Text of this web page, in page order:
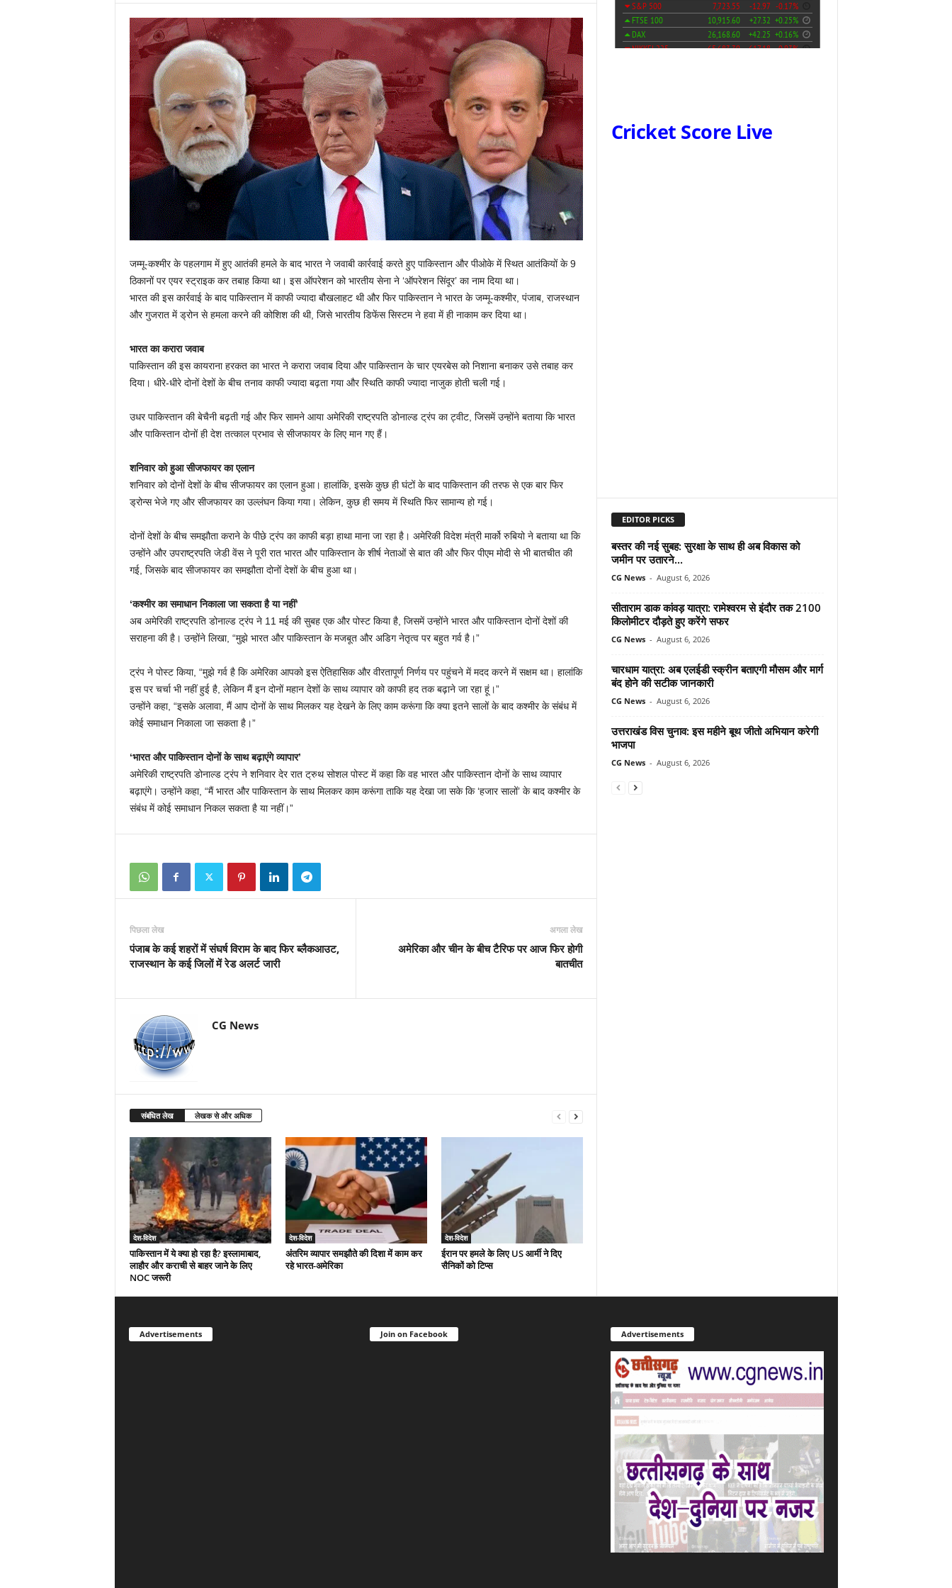
जम्मू-कश्मीर के पहलगाम में हुए आतंकी हमले के बाद भारत ने जवाबी कार्रवाई करते हुए पाकिस्तान और पीओके में स्थित आतंकियों के 9
ठिकानों पर एयर स्ट्राइक कर तबाह किया था। इस ऑपरेशन को भारतीय सेना ने ‘ऑपरेशन सिंदूर’ का नाम दिया था।
भारत की इस कार्रवाई के बाद पाकिस्तान में काफी ज्यादा बौखलाहट थी और फिर पाकिस्तान ने भारत के जम्मू-कश्मीर, पंजाब, राजस्थान
और गुजरात में ड्रोन से हमला करने की कोशिश की थी, जिसे भारतीय डिफेंस सिस्टम ने हवा में ही नाकाम कर दिया था।
भारत का करारा जवाब
पाकिस्तान की इस कायराना हरकत का भारत ने करारा जवाब दिया और पाकिस्तान के चार एयरबेस को निशाना बनाकर उसे तबाह कर
दिया। धीरे-धीरे दोनों देशों के बीच तनाव काफी ज्यादा बढ़ता गया और स्थिति काफी ज्यादा नाजुक होती चली गई।
उधर पाकिस्तान की बेचैनी बढ़ती गई और फिर सामने आया अमेरिकी राष्ट्रपति डोनाल्ड ट्रंप का ट्वीट, जिसमें उन्होंने बताया कि भारत
और पाकिस्तान दोनों ही देश तत्काल प्रभाव से सीजफायर के लिए मान गए हैं।
शनिवार को हुआ सीजफायर का एलान
शनिवार को दोनों देशों के बीच सीजफायर का एलान हुआ। हालांकि, इसके कुछ ही घंटों के बाद पाकिस्तान की तरफ से एक बार फिर
ड्रोन्स भेजे गए और सीजफायर का उल्लंघन किया गया। लेकिन, कुछ ही समय में स्थिति फिर सामान्य हो गई।
दोनों देशों के बीच समझौता कराने के पीछे ट्रंप का काफी बड़ा हाथा माना जा रहा है। अमेरिकी विदेश मंत्री मार्को रुबियो ने बताया था कि
उन्होंने और उपराष्ट्रपति जेडी वेंस ने पूरी रात भारत और पाकिस्तान के शीर्ष नेताओं से बात की और फिर पीएम मोदी से भी बातचीत की
गई, जिसके बाद सीजफायर का समझौता दोनों देशों के बीच हुआ था।
‘कश्मीर का समाधान निकाला जा सकता है या नहीं’
अब अमेरिकी राष्ट्रपति डोनाल्ड ट्रंप ने 11 मई की सुबह एक और पोस्ट किया है, जिसमें उन्होंने भारत और पाकिस्तान दोनों देशों की
सराहना की है। उन्होंने लिखा, “मुझे भारत और पाकिस्तान के मजबूत और अडिग नेतृत्व पर बहुत गर्व है।”
ट्रंप ने पोस्ट किया, “मुझे गर्व है कि अमेरिका आपको इस ऐतिहासिक और वीरतापूर्ण निर्णय पर पहुंचने में मदद करने में सक्षम था। हालांकि
इस पर चर्चा भी नहीं हुई है, लेकिन मैं इन दोनों महान देशों के साथ व्यापार को काफी हद तक बढ़ाने जा रहा हूं।”
उन्होंने कहा, “इसके अलावा, मैं आप दोनों के साथ मिलकर यह देखने के लिए काम करूंगा कि क्या इतने सालों के बाद कश्मीर के संबंध में
कोई समाधान निकाला जा सकता है।”
‘भारत और पाकिस्तान दोनों के साथ बढ़ाएंगे व्यापार’
अमेरिकी राष्ट्रपति डोनाल्ड ट्रंप ने शनिवार देर रात ट्रुथ सोशल पोस्ट में कहा कि वह भारत और पाकिस्तान दोनों के साथ व्यापार
बढ़ाएंगे। उन्होंने कहा, “मैं भारत और पाकिस्तान के साथ मिलकर काम करूंगा ताकि यह देखा जा सके कि ‘हजार सालों’ के बाद कश्मीर के
संबंध में कोई समाधान निकल सकता है या नहीं।”
पिछला लेख
पंजाब के कई शहरों में संघर्ष विराम के बाद फिर ब्लैकआउट,
राजस्थान के कई जिलों में रेड अलर्ट जारी
अगला लेख
अमेरिका और चीन के बीच टैरिफ पर आज फिर होगी
बातचीत
CG News
संबंधित लेख लेखक से और अधिक
देश-विदेश
पाकिस्तान में ये क्या हो रहा है? इस्लामाबाद,
लाहौर और कराची से बाहर जाने के लिए
NOC जरूरी
देश-विदेश
अंतरिम व्यापार समझौते की दिशा में काम कर
रहे भारत-अमेरिका
देश-विदेश
ईरान पर हमले के लिए US आर्मी ने दिए
सैनिकों को टिप्स
Cricket Score Live
EDITOR PICKS
बस्तर की नई सुबह: सुरक्षा के साथ ही अब विकास को
जमीन पर उतारने...
CG News - August 6, 2026
सीताराम डाक कांवड़ यात्रा: रामेश्वरम से इंदौर तक 2100
किलोमीटर दौड़ते हुए करेंगे सफर
CG News - August 6, 2026
चारधाम यात्रा: अब एलईडी स्क्रीन बताएगी मौसम और मार्ग
बंद होने की सटीक जानकारी
CG News - August 6, 2026
उत्तराखंड विस चुनाव: इस महीने बूथ जीतो अभियान करेगी
भाजपा
CG News - August 6, 2026
Advertisements Join on Facebook Advertisements